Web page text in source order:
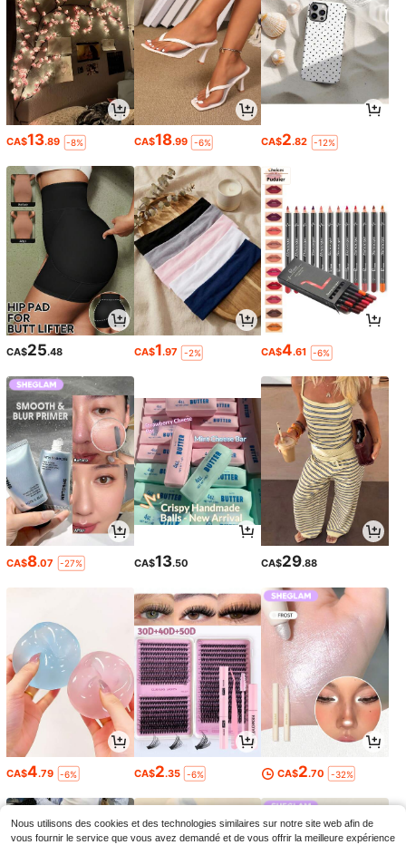
CA$13.89 -8% CA$18.99 -6% CA$2.82 -12%
CA$25.48 CA$1.97 -2% CA$4.61 -6%
CA$8.07 -27% CA$13.50 CA$29.88
CA$4.79 -6% CA$2.35 -6% CA$2.70 -32%
Nous utilisons des cookies et des technologies similaires sur notre site web afin de
vous fournir le service que vous avez demandé et de vous offrir la meilleure expérience